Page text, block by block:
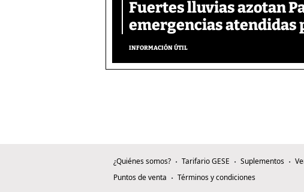
Fuertes lluvias azotan
emergencias atendidas
INFORMACIÓN ÚTIL
¿Quiénes somos? Tarifario GESE Suplementos
Puntos de venta
Términos y condiciones